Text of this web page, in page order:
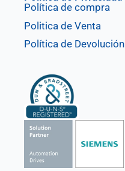
Política de compra
Politica de Venta
Política de Devolución